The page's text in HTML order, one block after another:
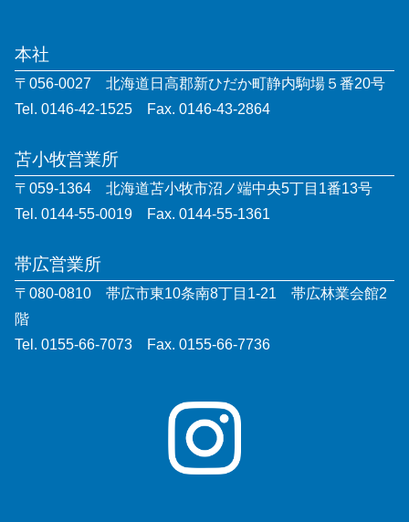
本社
〒056-0027 北海道日高郡新ひだか町静内駒場５番20号
Tel. 0146-42-1525 Fax. 0146-43-2864
苫小牧営業所
〒059-1364 北海道苫小牧市沼ノ端中央5丁目1番13号
Tel. 0144-55-0019 Fax. 0144-55-1361
帯広営業所
〒080-0810 帯広市東10条南8丁目1-21 帯広林業会館2
階
Tel. 0155-66-7073 Fax. 0155-66-7736